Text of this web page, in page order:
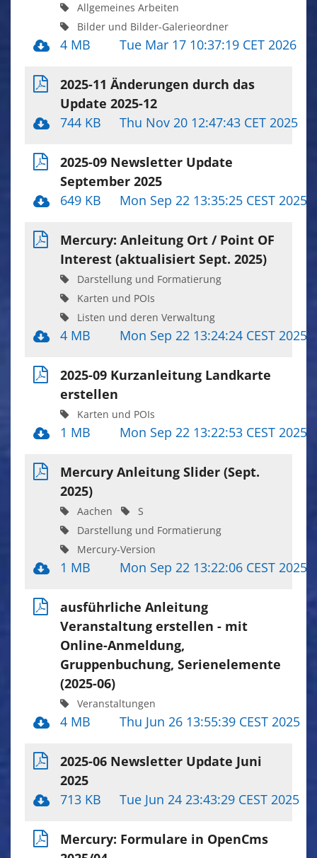
Allgemeines Arbeiten
Bilder und Bilder-Galerieordner
4 MB Tue Mar 17 10:37:19 CET 2026
2025-11 Änderungen durch das
Update 2025-12
744 KB
Thu Nov 20 12:47:43 CET 2025
2025-09 Newsletter Update
September 2025
649 KB
Mon Sep 22 13:35:25 CEST 2025
Mercury: Anleitung Ort / Point OF
Interest (aktualisiert Sept. 2025)
Darstellung und Formatierung
Karten und POIs
Listen und deren Verwaltung
4 MB Mon Sep 22 13:24:24 CEST 2025
2025-09 Kurzanleitung Landkarte
erstellen
Karten und POIs
1 MB Mon Sep 22 13:22:53 CEST 2025
Mercury Anleitung Slider (Sept.
2025)
Aachen
S
Darstellung und Formatierung
Mercury-Version
1 MB Mon Sep 22 13:22:06 CEST 2025
ausführliche Anleitung
Veranstaltung erstellen - mit
Online-Anmeldung,
Gruppenbuchung, Serienelemente
(2025-06)
Veranstaltungen
4 MB Thu Jun 26 13:55:39 CEST 2025
2025-06 Newsletter Update Juni
2025
713 KB
Tue Jun 24 23:43:29 CEST 2025
Mercury: Formulare in OpenCms